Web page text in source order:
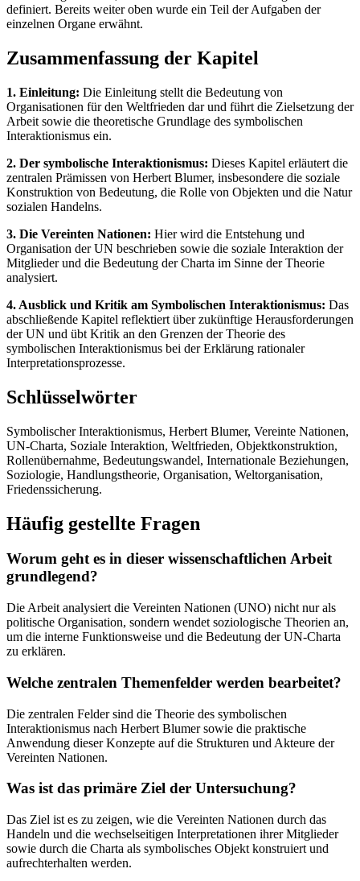
definiert. Bereits weiter oben wurde ein Teil der Aufgaben der
einzelnen Organe erwähnt.
Zusammenfassung der Kapitel
1. Einleitung: Die Einleitung stellt die Bedeutung von
Organisationen für den Weltfrieden dar und führt die Zielsetzung der
Arbeit sowie die theoretische Grundlage des symbolischen
Interaktionismus ein.
2. Der symbolische Interaktionismus: Dieses Kapitel erläutert die
zentralen Prämissen von Herbert Blumer, insbesondere die soziale
Konstruktion von Bedeutung, die Rolle von Objekten und die Natur
sozialen Handelns.
3. Die Vereinten Nationen: Hier wird die Entstehung und
Organisation der UN beschrieben sowie die soziale Interaktion der
Mitglieder und die Bedeutung der Charta im Sinne der Theorie
analysiert.
4. Ausblick und Kritik am Symbolischen Interaktionismus: Das
abschließende Kapitel reflektiert über zukünftige Herausforderungen
der UN und übt Kritik an den Grenzen der Theorie des
symbolischen Interaktionismus bei der Erklärung rationaler
Interpretationsprozesse.
Schlüsselwörter
Symbolischer Interaktionismus, Herbert Blumer, Vereinte Nationen,
UN-Charta, Soziale Interaktion, Weltfrieden, Objektkonstruktion,
Rollenübernahme, Bedeutungswandel, Internationale Beziehungen,
Soziologie, Handlungstheorie, Organisation, Weltorganisation,
Friedenssicherung.
Häufig gestellte Fragen
Worum geht es in dieser wissenschaftlichen Arbeit
grundlegend?
Die Arbeit analysiert die Vereinten Nationen (UNO) nicht nur als
politische Organisation, sondern wendet soziologische Theorien an,
um die interne Funktionsweise und die Bedeutung der UN-Charta
zu erklären.
Welche zentralen Themenfelder werden bearbeitet?
Die zentralen Felder sind die Theorie des symbolischen
Interaktionismus nach Herbert Blumer sowie die praktische
Anwendung dieser Konzepte auf die Strukturen und Akteure der
Vereinten Nationen.
Was ist das primäre Ziel der Untersuchung?
Das Ziel ist es zu zeigen, wie die Vereinten Nationen durch das
Handeln und die wechselseitigen Interpretationen ihrer Mitglieder
sowie durch die Charta als symbolisches Objekt konstruiert und
aufrechterhalten werden.